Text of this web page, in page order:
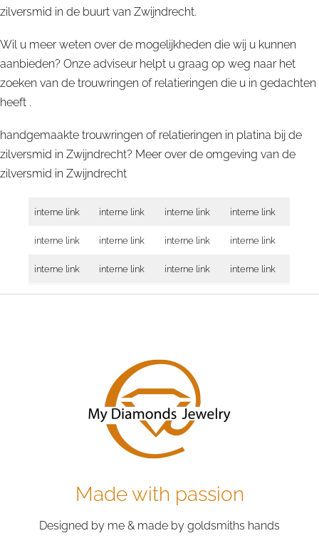
zilversmid in de buurt van Zwijndrecht.
Wil u meer weten over de mogelijkheden die wij u kunnen
aanbieden? Onze adviseur helpt u graag op weg naar het
zoeken van de trouwringen of relatieringen die u in gedachten
heeft .
handgemaakte trouwringen of relatieringen in platina bij de
zilversmid in Zwijndrecht? Meer over de omgeving van de
zilversmid in Zwijndrecht
interne link interne link interne link interne link
interne link interne link interne link interne link
interne link interne link interne link interne link
Made with passion
Designed by me & made by goldsmiths hands